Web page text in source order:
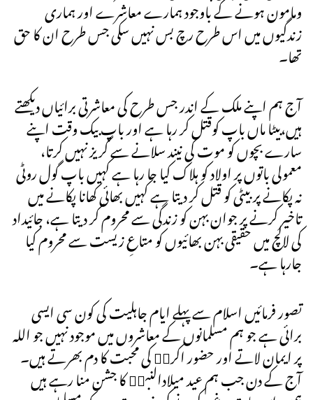
ومامون ہونے کے باوجود ہمارے معاشرے اور ہماری
زندگیوں میں اس طرح رچ بس نہیں سکی جس طرح ان کا حق
تھا۔
آج ہم اپنے ملک کے اندر جس طرح کی معاشرتی برائیاں دیکھتے
ہیں،بیٹا ماں باپ کوقتل کر رہا ہے اور باپ بیک وقت اپنے
سارے بچوں کو موت کی نیند سلانے سے گریز نہیں کرتا،
معمولی باتوں پر اولاد کو ہلاک کیا جا رہا ہے کہیں باپ گول روٹی
نہ پکانے پر بیٹی کو قتل کر دیتا ہے کہیں بھائی کھانا پکانے میں
تاخیر کرنے پر جوان بہن کو زندگی سے محروم کر دیتا ہے، جائیداد
کی لالچ میں حقیقی بہن بھائیوں کو متاعِ زیست سے محروم کیا
جارہا ہے۔
تصور فرمائیں اسلام سے پہلے ایام جاہلیت کی کون سی ایسی
برائی ہے جو ہم مسلمانوں کے معاشروں میں موجود نہیں جو اللہ
پر ایمان لاتے اور حضور اکرمۖ کی محبت کا دم بھرتے ہیں۔
آج کے دن جب ہم عید میلادالنبیۖ کا جشن منا رہے ہیں